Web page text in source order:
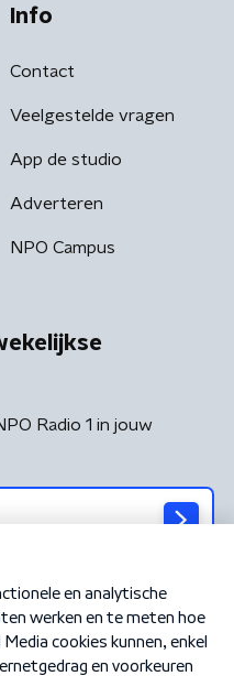
Info
Contact
Veelgestelde vragen
App de studio
Adverteren
NPO Campus
Radio 1 in jouw